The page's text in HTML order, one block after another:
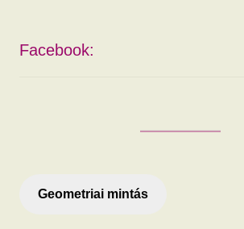
Facebook:
Geometriai mintás